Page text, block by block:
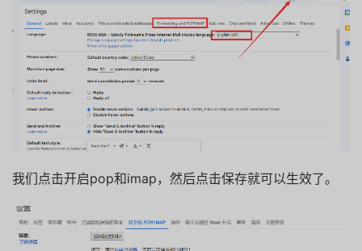
我们点击开启pop和imap，然后点击保存就可以生效了。